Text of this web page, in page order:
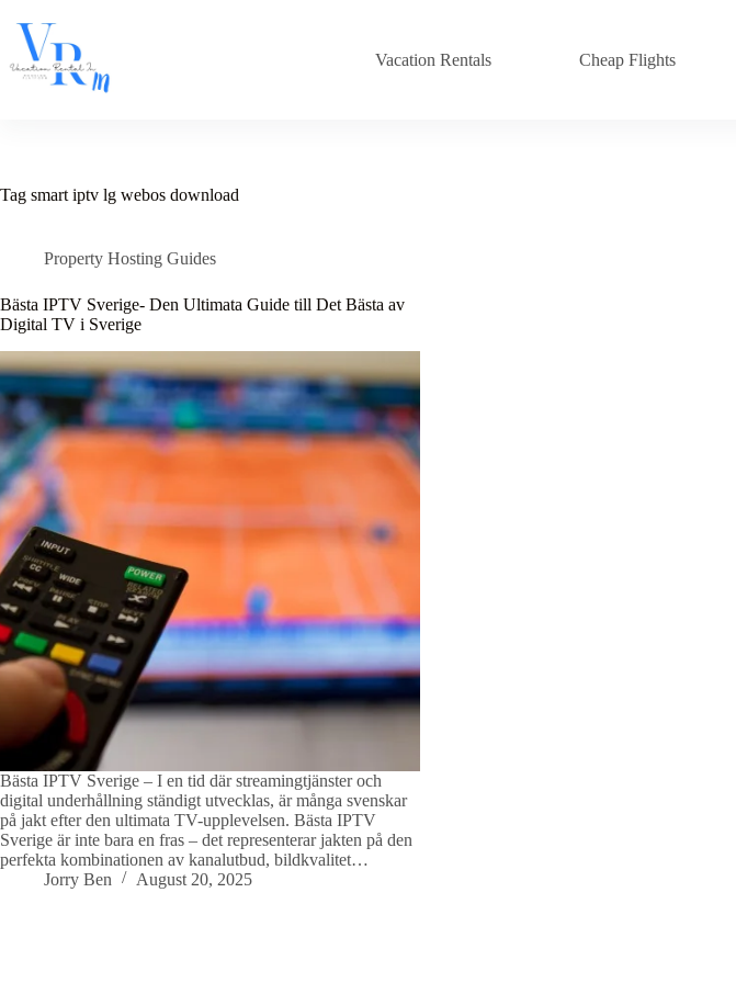
content
Vacation Rentals Cheap Flights
Tag smart iptv lg webos download
Property Hosting Guides
Bästa IPTV Sverige- Den Ultimata Guide till Det Bästa av
Digital TV i Sverige
Bästa IPTV Sverige – I en tid där streamingtjänster och
digital underhållning ständigt utvecklas, är många svenskar
på jakt efter den ultimata TV-upplevelsen. Bästa IPTV
Sverige är inte bara en fras – det representerar jakten på den
perfekta kombinationen av kanalutbud, bildkvalitet…
Jorry Ben
August 20, 2025